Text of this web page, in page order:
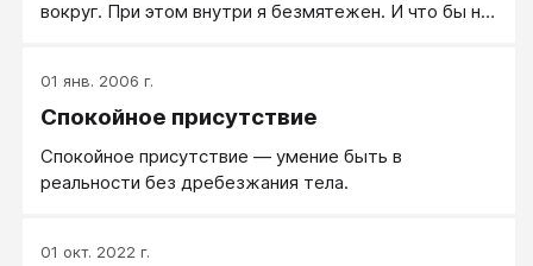
вокруг. При этом внутри я безмятежен. И что бы ни
что происходит внутри меня. Я вижу и осознаю, что
происходит вокруг меня и воспринимаю таким, как
01 янв. 2006 г.
Спокойное присутствие
Спокойное присутствие — умение быть в
реальности без дребезжания тела.
01 окт. 2022 г.